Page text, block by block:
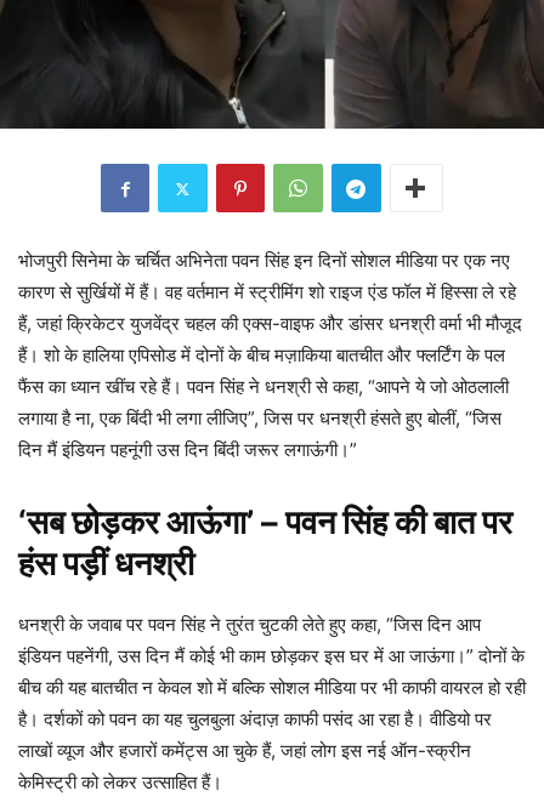
भोजपुरी सिनेमा के चर्चित अभिनेता पवन सिंह इन दिनों सोशल मीडिया पर एक नए
कारण से सुर्खियों में हैं। वह वर्तमान में स्ट्रीमिंग शो राइज एंड फॉल में हिस्सा ले रहे
हैं, जहां क्रिकेटर युजवेंद्र चहल की एक्स-वाइफ और डांसर धनश्री वर्मा भी मौजूद
हैं। शो के हालिया एपिसोड में दोनों के बीच मज़ाकिया बातचीत और फ्लर्टिंग के पल
फैंस का ध्यान खींच रहे हैं। पवन सिंह ने धनश्री से कहा, “आपने ये जो ओठलाली
लगाया है ना, एक बिंदी भी लगा लीजिए”, जिस पर धनश्री हंसते हुए बोलीं, “जिस
दिन मैं इंडियन पहनूंगी उस दिन बिंदी जरूर लगाऊंगी।”
‘सब छोड़कर आऊंगा’ – पवन सिंह की बात पर
हंस पड़ीं धनश्री
धनश्री के जवाब पर पवन सिंह ने तुरंत चुटकी लेते हुए कहा, “जिस दिन आप
इंडियन पहनेंगी, उस दिन मैं कोई भी काम छोड़कर इस घर में आ जाऊंगा।” दोनों के
बीच की यह बातचीत न केवल शो में बल्कि सोशल मीडिया पर भी काफी वायरल हो रही
है। दर्शकों को पवन का यह चुलबुला अंदाज़ काफी पसंद आ रहा है। वीडियो पर
लाखों व्यूज और हजारों कमेंट्स आ चुके हैं, जहां लोग इस नई ऑन-स्क्रीन
केमिस्ट्री को लेकर उत्साहित हैं।